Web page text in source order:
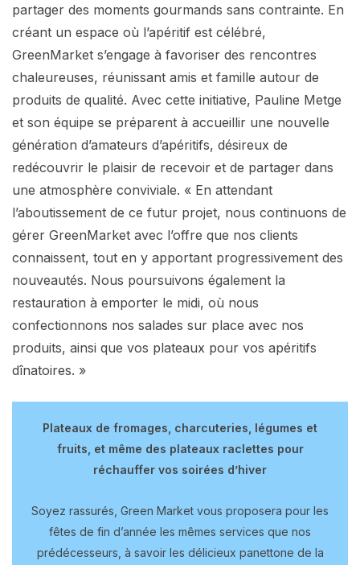
partager des moments gourmands sans contrainte. En
créant un espace où l’apéritif est célébré,
GreenMarket s’engage à favoriser des rencontres
chaleureuses, réunissant amis et famille autour de
produits de qualité. Avec cette initiative, Pauline Metge
et son équipe se préparent à accueillir une nouvelle
génération d’amateurs d’apéritifs, désireux de
redécouvrir le plaisir de recevoir et de partager dans
une atmosphère conviviale. « En attendant
l’aboutissement de ce futur projet, nous continuons de
gérer GreenMarket avec l’offre que nos clients
connaissent, tout en y apportant progressivement des
nouveautés. Nous poursuivons également la
restauration à emporter le midi, où nous
confectionnons nos salades sur place avec nos
produits, ainsi que vos plateaux pour vos apéritifs
dînatoires. »
Plateaux de fromages, charcuteries, légumes et
fruits, et même des plateaux raclettes pour
réchauffer vos soirées d’hiver
Soyez rassurés, Green Market vous proposera pour les
fêtes de fin d’année les mêmes services que nos
prédécesseurs, à savoir les délicieux panettone de la